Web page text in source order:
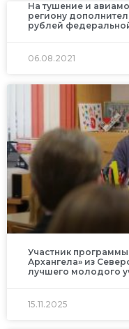
На тушение и
региону
рублей
06.08.2021
Участник
Архангела» из
лучшего молодого
15.11.2025